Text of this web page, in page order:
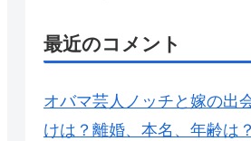
最近のコメント
オバマ芸人ノッチと嫁の出
けは？離婚、本名、年齢は？